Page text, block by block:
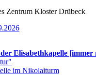
Zentrum Kloster Drübeck
Elisabethkapelle [immer
im Nikolaiturm